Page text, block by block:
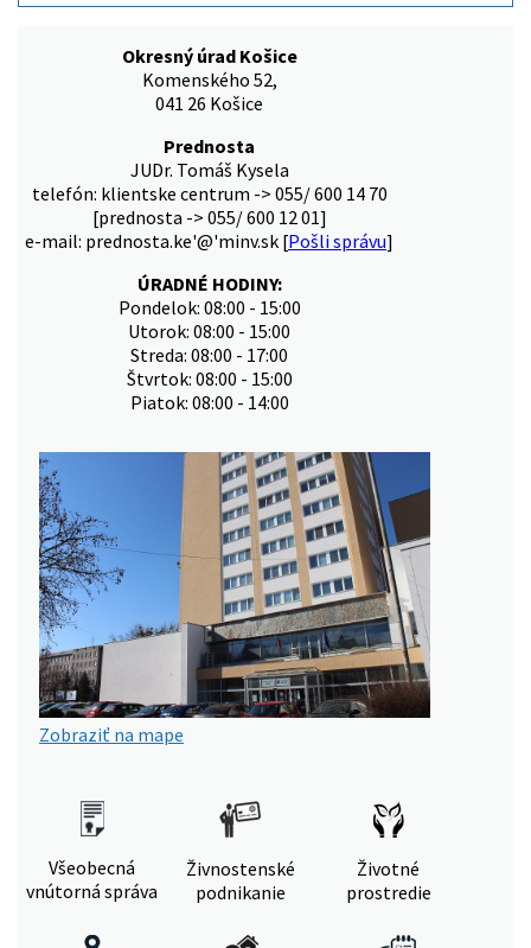
Okresný úrad Košice
Komenského 52,
041 26 Košice
Prednosta
JUDr. Tomáš Kysela
telefón: klientske centrum -> 055/ 600 14 70
[prednosta -> 055/ 600 12 01]
e-mail: prednosta.ke'@'minv.sk [Pošli správu]
ÚRADNÉ HODINY:
Pondelok: 08:00 - 15:00
Utorok: 08:00 - 15:00
Streda: 08:00 - 17:00
Štvrtok: 08:00 - 15:00
Piatok: 08:00 - 14:00
Zobraziť na mape
Všeobecná
vnútorná správa
Živnostenské
podnikanie
Životné
prostredie